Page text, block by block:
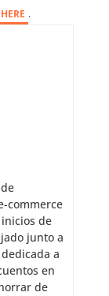
HERE .
commerce
de
junto a
a
en
de